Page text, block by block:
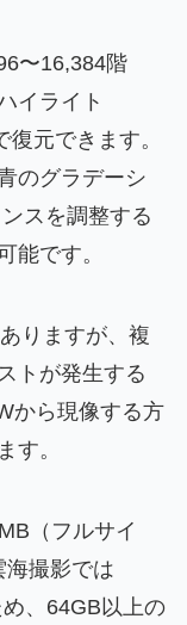
〜16,384階
イライト
元できます。
のグラデーシ
スを調整する
能です。
りますが、複
トが発生する
から現像する方
す。
（フルサイ
海撮影では
、64GB以上の